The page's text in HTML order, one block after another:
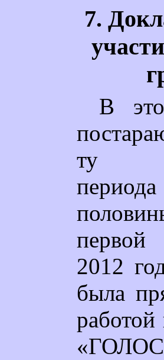
7.
В
ту
2012
была